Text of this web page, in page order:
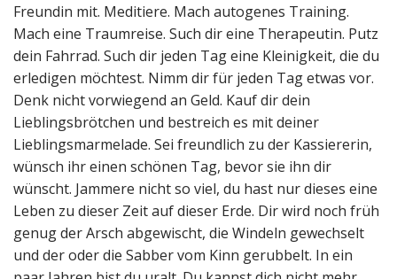
Freundin mit. Meditiere. Mach autogenes Training.
Mach eine Traumreise. Such dir eine Therapeutin. Putz
dein Fahrrad. Such dir jeden Tag eine Kleinigkeit, die du
erledigen möchtest. Nimm dir für jeden Tag etwas vor.
Denk nicht vorwiegend an Geld. Kauf dir dein
Lieblingsbrötchen und bestreich es mit deiner
Lieblingsmarmelade. Sei freundlich zu der Kassiererin,
wünsch ihr einen schönen Tag, bevor sie ihn dir
wünscht. Jammere nicht so viel, du hast nur dieses eine
Leben zu dieser Zeit auf dieser Erde. Dir wird noch früh
genug der Arsch abgewischt, die Windeln gewechselt
und der oder die Sabber vom Kinn gerubbelt. In ein